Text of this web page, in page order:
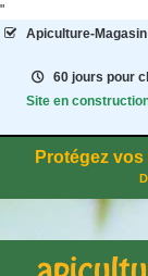
"
Apiculture-Magasin
60 jours pour
Site en
Protégez